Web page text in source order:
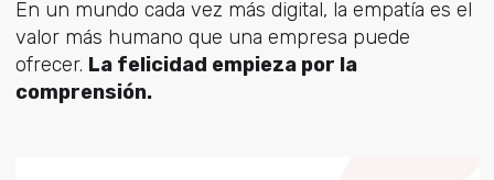
En un mundo cada vez más digital, la empatía es el
valor más humano que una empresa puede
ofrecer. La felicidad empieza por la
comprensión.